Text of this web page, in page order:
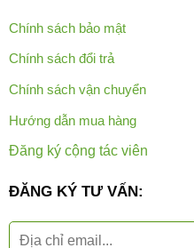
Chính sách bảo mật
Chính sách đổi trả
Chính sách vận chuyển
Hướng dẫn mua hàng
Đăng ký cộng tác viên
ĐĂNG KÝ TƯ VẤN: